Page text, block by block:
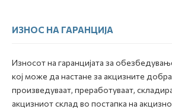
ИЗНОС НА ГАРАНЦИЈА
Износот на гаранцијата за
кој може да настане за акцизните
произведуваат, преработуваат,
акцизниот склад во постапка на